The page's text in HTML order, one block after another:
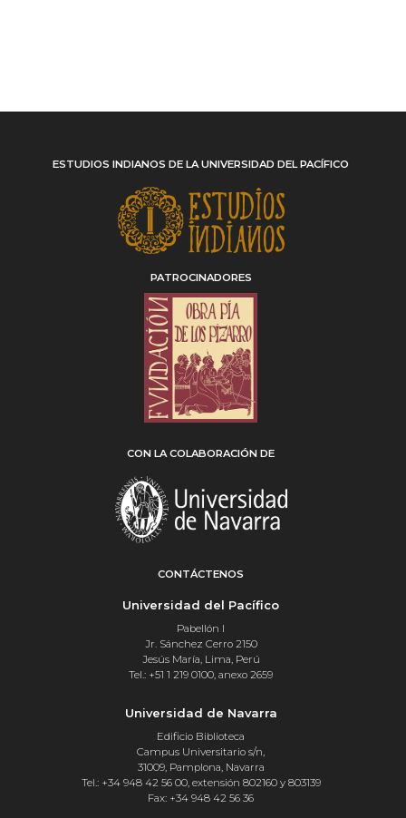
ESTUDIOS INDIANOS DE LA UNIVERSIDAD DEL PACÍFICO
PATROCINADORES
CON LA COLABORACIÓN DE
CONTÁCTENOS
Universidad del Pacífico
Pabellón I
Jr. Sánchez Cerro 2150
Jesús María, Lima, Perú
Tel.: +51 1 219 0100, anexo 2659
Universidad de Navarra
Edificio Biblioteca
Campus Universitario s/n,
31009, Pamplona, Navarra
Tel.: +34 948 42 56 00, extensión 802160 y 803139
Fax: +34 948 42 56 36